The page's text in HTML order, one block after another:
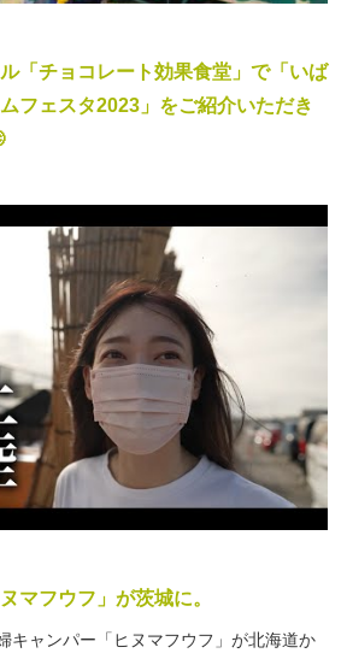
川辺キャンプ
利用規約
プライバシーポリシー
「チョコレート効果食堂」で「いば
フェスタ2023」をご紹介いただき
マフウフ」が茨城に。
キャンパー「ヒヌマフウフ」が北海道か